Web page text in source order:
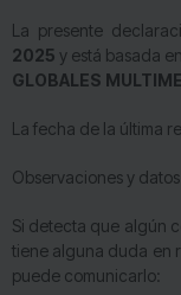
La presente
2025 y está basada
GLOBALES
La fecha de la última
Observaciones y
Si detecta que algún
tiene alguna duda en
puede comunicarlo: